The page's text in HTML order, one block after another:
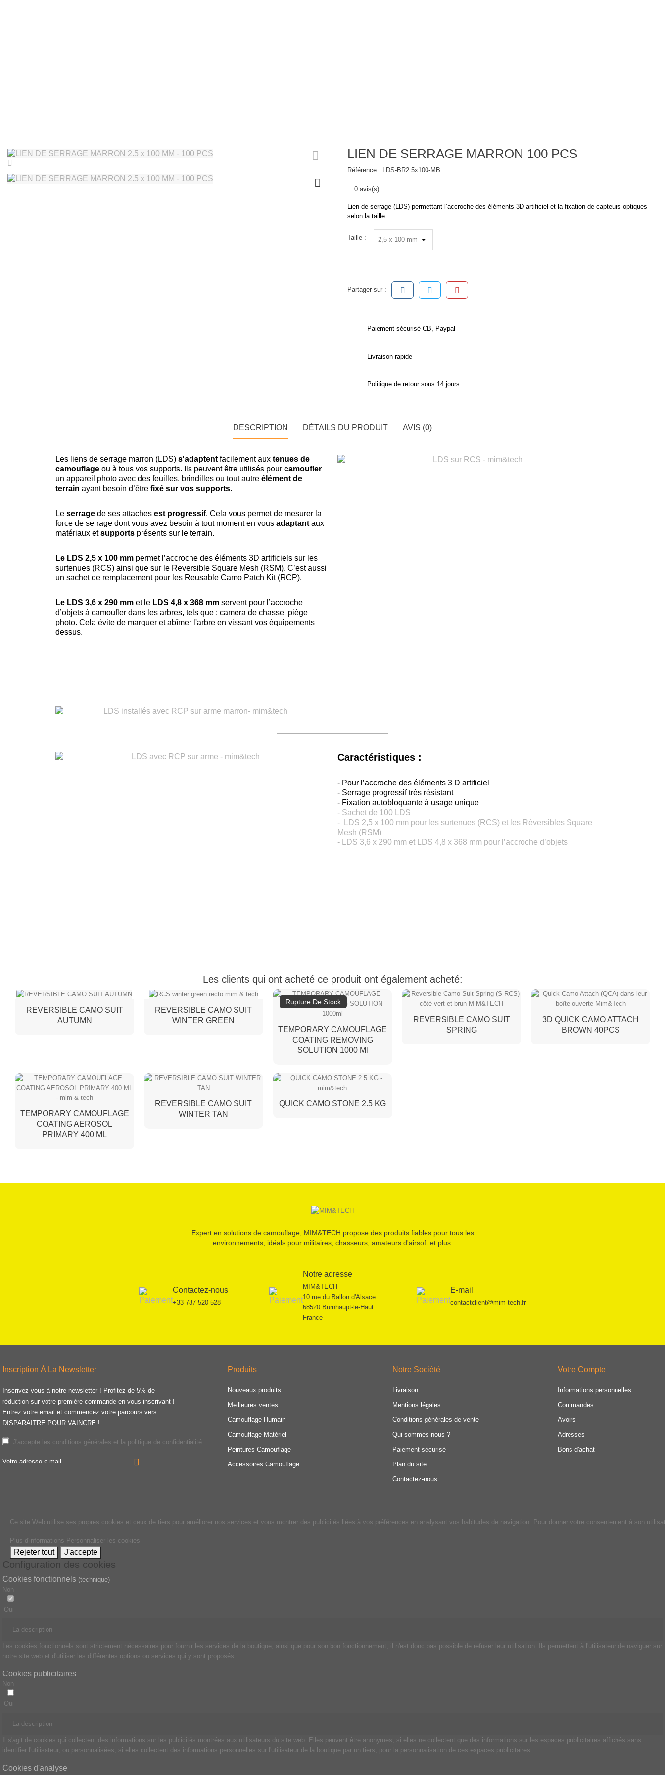
LIEN DE SERRAGE MARRON 100 PCS
Référence : LDS-BR2.5x100-MB
0 avis(s)
Lien de serrage (LDS) permettant l’accroche des éléments 3D artificiel et la fixation de capteurs optiques
selon la taille.
Taille :
Partager sur :
Paiement sécurisé CB, Paypal
Livraison rapide
Politique de retour sous 14 jours
DESCRIPTION DÉTAILS DU PRODUIT AVIS (0)
Les liens de serrage marron (LDS) s'adaptent facilement aux tenues de
camouflage ou à tous vos supports. Ils peuvent être utilisés pour camoufler
un appareil photo avec des feuilles, brindilles ou tout autre élément de
terrain ayant besoin d’être fixé sur vos supports.
Le serrage de ses attaches est progressif. Cela vous permet de mesurer la
force de serrage dont vous avez besoin à tout moment en vous adaptant aux
matériaux etsupports présents sur le terrain.
Le LDS 2,5 x 100 mm permet l’accroche des éléments 3D artificiels sur les
surtenues (RCS) ainsi que sur le Reversible Square Mesh (RSM). C’est aussi
un sachet de remplacement pour les Reusable Camo Patch Kit (RCP).
Le LDS 3,6 x 290 mm et le LDS 4,8 x 368 mm servent pour l’accroche
d’objets à camoufler dans les arbres, tels que : caméra de chasse, piège
photo. Cela évite de marquer et abîmer l'arbre en vissant vos équipements
dessus.
Caractéristiques :
- Pour l’accroche des éléments 3 D artificiel
- Serrage progressif très résistant
- Fixation autobloquante à usage unique
- Sachet de 100 LDS
- LDS 2,5 x 100 mm pour les surtenues (RCS) et les Réversibles Square
Mesh (RSM)
- LDS 3,6 x 290 mm et LDS 4,8 x 368 mm pour l’accroche d’objets
Les clients qui ont acheté ce produit ont également acheté:
REVERSIBLE CAMO SUIT
AUTUMN
REVERSIBLE CAMO SUIT
WINTER GREEN
Rupture De Stock
TEMPORARY CAMOUFLAGE
COATING REMOVING
SOLUTION 1000 Ml
REVERSIBLE CAMO SUIT
SPRING
3D QUICK CAMO ATTACH
BROWN 40PCS
TEMPORARY CAMOUFLAGE
COATING AEROSOL
PRIMARY 400 ML
REVERSIBLE CAMO SUIT
WINTER TAN
QUICK CAMO STONE 2.5 KG
Expert en solutions de camouflage, MIM&TECH propose des produits fiables pour tous les
environnements, idéals pour militaires, chasseurs, amateurs d'airsoft et plus.
Contactez-nous
+33 787 520 528
Notre adresse
MIM&TECH
10 rue du Ballon d'Alsace
68520 Burnhaupt-le-Haut
France
E-mail
contactclient@mim-tech.fr
Inscription À La Newsletter
Inscrivez-vous à notre newsletter ! Profitez de 5% de
réduction sur votre première commande en vous inscrivant !
Entrez votre email et commencez votre parcours vers
DISPARAITRE POUR VAINCRE !
J'accepte les conditions générales et la politique de confidentialité
Produits
Nouveaux produits
Meilleures ventes
Camouflage Humain
Camouflage Matériel
Peintures Camouflage
Accessoires Camouflage
Notre Société
Livraison
Mentions légales
Conditions générales de vente
Qui sommes-nous ?
Paiement sécurisé
Plan du site
Contactez-nous
Votre Compte
Informations personnelles
Commandes
Avoirs
Adresses
Bons d'achat
Ce site Web utilise ses propres cookies et ceux de tiers pour améliorer nos services et vous montrer des publicités liées à vos préférences en analysant vos habitudes de navigation. Pour donner votre consentement à son
Plus d'informations Personnaliser les cookies
Rejeter tout J'accepte
Configuration des cookies
Cookies fonctionnels (technique)
Non
Oui
La description
Les cookies fonctionnels sont strictement nécessaires pour fournir les services de la boutique, ainsi que pour son bon fonctionnement, il n'est donc pas possible de refuser leur utilisation. Ils permettent à l'utilisateur de naviguer sur
notre site web et d'utiliser les différentes options ou services qui y sont proposés.
Cookies publicitaires
Non
Oui
La description
Il s'agit de cookies qui collectent des informations sur les publicités montrées aux utilisateurs du site web. Elles peuvent être anonymes, si elles ne collectent que des informations sur les espaces publicitaires affichés sans
identifier l'utilisateur, ou personnalisées, si elles collectent des informations personnelles sur l'utilisateur de la boutique par un tiers, pour la personnalisation de ces espaces publicitaires.
Cookies d'analyse